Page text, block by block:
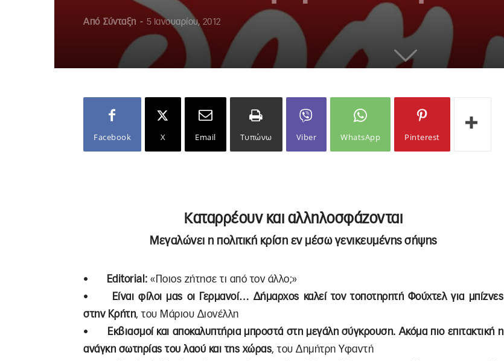
Από Σύνταξη - 5 Ιανουαρίου, 2012
Facebook X Email Τυπώνω Viber WhatsApp Pinterest
Καταρρέουν και αλληλοσφάζονται
Μεγαλώνει η πολιτική κρίση εν μέσω γενικευμένης σήψης
• Editorial: «Ποιος ζήτησε τι από τον άλλο;»
•
Είναι φίλοι μας οι Γερμανοί… Δήμαρχος καλεί τον τοποτηρητή Φούχτελ για μπίζνες
στην Κρήτη, του Μάριου Διονέλλη
•
Εκβιασμοί και αποκαλυπτήρια μπροστά στη μεγάλη σύγκρουση. Ακόμα πιο επιτακτική η
ανάγκη σωτηρίας του λαού και της χώρας, του Δημήτρη Υφαντή